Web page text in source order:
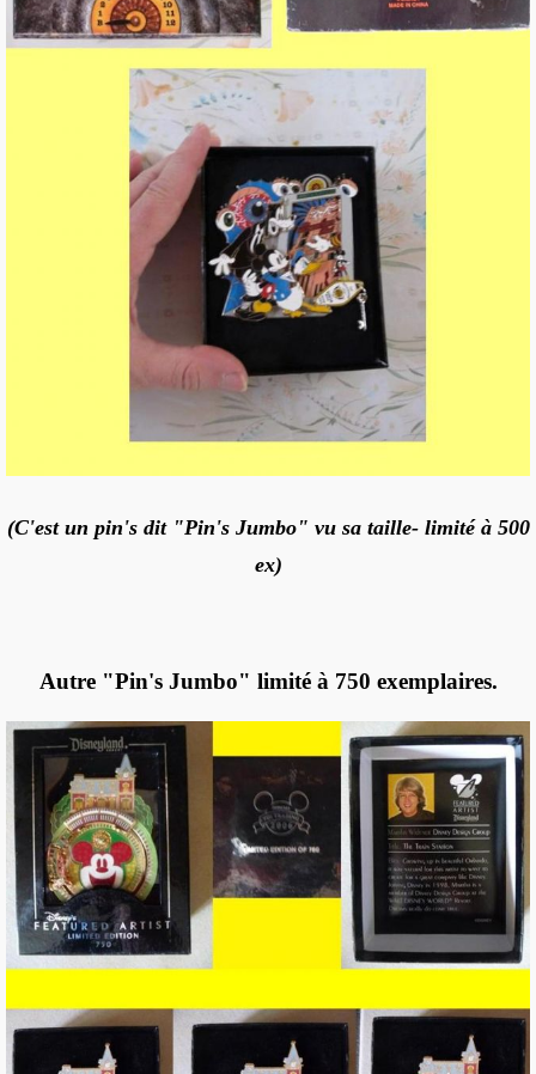
(C'est un pin's dit "Pin's Jumbo" vu sa taille- limité à 500
ex)
Autre "Pin's Jumbo" limité à 750 exemplaires.